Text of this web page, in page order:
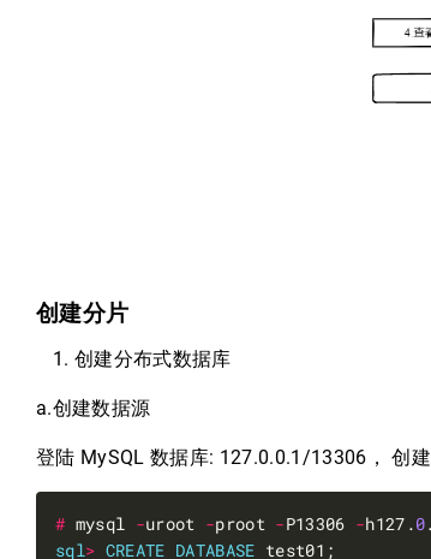
创建分片
创建分布式数据库
a.创建数据源
登陆 MySQL 数据库: 127.0.0.1/13306， 创
# mysql -uroot -proot -P13306 -h127.0.
sql> CREATE DATABASE